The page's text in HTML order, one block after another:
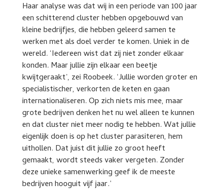
Haar analyse was dat wij in een periode van 100 jaar
een schitterend cluster hebben opgebouwd van
kleine bedrijfjes, die hebben geleerd samen te
werken met als doel verder te komen. Uniek in de
wereld. ‘Iedereen wist dat zij niet zonder elkaar
konden. Maar jullie zijn elkaar een beetje
kwijtgeraakt’, zei Roobeek. ‘Jullie worden groter en
specialistischer, verkorten de keten en gaan
internationaliseren. Op zich niets mis mee, maar
grote bedrijven denken het nu wel alleen te kunnen
en dat cluster niet meer nodig te hebben. Wat jullie
eigenlijk doen is op het cluster parasiteren, hem
uithollen. Dat juist dit jullie zo groot heeft
gemaakt, wordt steeds vaker vergeten. Zonder
deze unieke samenwerking geef ik de meeste
bedrijven hooguit vijf jaar.’